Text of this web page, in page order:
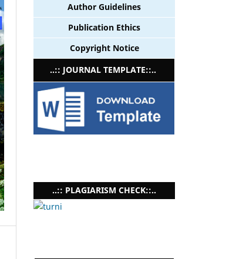
Author Guidelines
Publication Ethics
Copyright Notice
..:: JOURNAL TEMPLATE::..
..:: PLAGIARISM CHECK::..